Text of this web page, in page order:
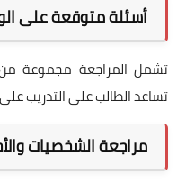
أسئلة متوقعة على
تشمل المراجعة مجموعة من
تساعد الطالب على التدريب
مراجعة الشخصيات